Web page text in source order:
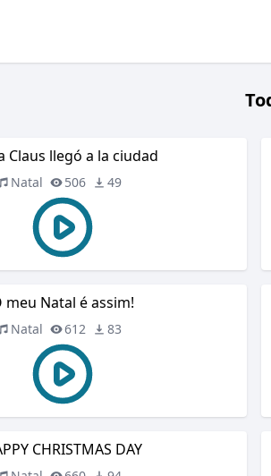
Claus llegó a la ciudad
Natal 506 49
meu Natal é assim!
Natal 612 83
CHRISTMAS DAY